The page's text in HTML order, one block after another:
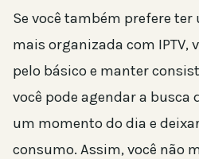
Se você também prefere
mais organizada com IPTV,
pelo básico e manter
você pode agendar a busca
um momento do dia e
consumo. Assim, você não